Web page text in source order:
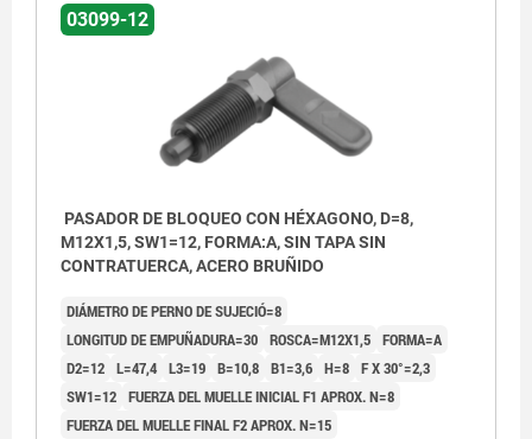
03099-12
PASADOR DE BLOQUEO CON HÉXAGONO, D=8,
M12X1,5, SW1=12, FORMA:A, SIN TAPA SIN
CONTRATUERCA, ACERO BRUÑIDO
DIÁMETRO DE PERNO DE SUJECIÓ=8
LONGITUD DE EMPUÑADURA=30 ROSCA=M12X1,5 FORMA=A
D2=12 L=47,4 L3=19 B=10,8 B1=3,6 H=8 F X 30°=2,3
SW1=12 FUERZA DEL MUELLE INICIAL F1 APROX. N=8
FUERZA DEL MUELLE FINAL F2 APROX. N=15